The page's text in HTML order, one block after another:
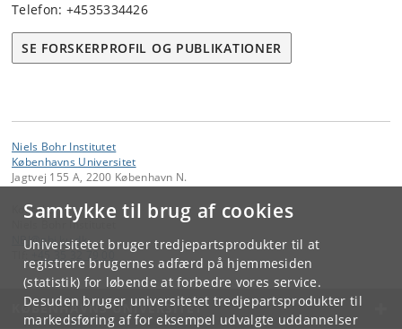
Samtykke til brug af cookies
Universitetet bruger tredjepartsprodukter til at
registrere brugernes adfærd på hjemmesiden
(statistik) for løbende at forbedre vores service.
Desuden bruger universitetet tredjepartsprodukter til
markedsføring af for eksempel udvalgte uddannelser
Telefon: +4535334426
SE FORSKERPROFIL OG PUBLIKATIONER
Niels Bohr Institutet
Københavns Universitet
Jagtvej 155 A, 2200 København N.
Kontakt:
Niels Bohr Institutet
NBI@ nbi ku.dk
KØBENHAVNS UNIVERSITET